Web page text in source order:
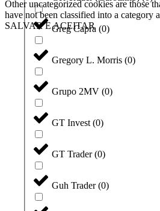
Greg Capra (0)
Gregory L. Morris (0)
Grupo 2MV (0)
GT Invest(0)
GT Trader(0)
Guh Trader(0)
Other uncategorized cookies are those
have not been classified into a category
SALVAR E ACEITAR